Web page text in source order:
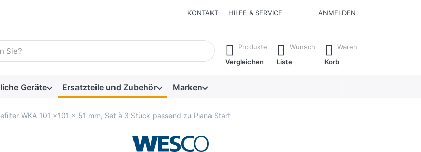
KONTAKT HILFE & SERVICE ANMELDEN
ein. Während Sie tippen, erscheinen automatisch erste Ergebnisse. Drücken Sie die Eingabetaste, um alle
Produkte
Vergleichen
Wunsch
Liste
Waren
Korb
Geräte Ersatzteile und Zubehör Marken
WKA 101 x101 x 51 mm, Set à 3 Stück passend zu Piana Start